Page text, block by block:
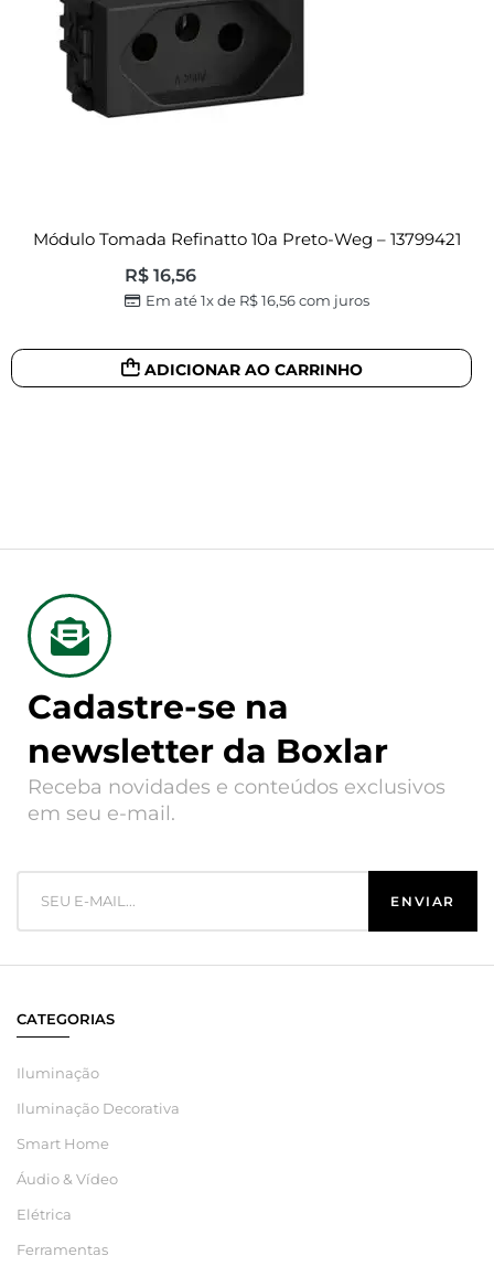
Módulo Tomada Refinatto 10a Preto-Weg – 13799421
R$ 16,56
Em até 1x de R$16,56com juros
ADICIONAR AO CARRINHO
Cadastre-se na
newsletter da Boxlar
Receba novidades e conteúdos exclusivos
em seu e-mail.
CATEGORIAS
Iluminação
Iluminação Decorativa
Smart Home
Áudio & Vídeo
Elétrica
Ferramentas